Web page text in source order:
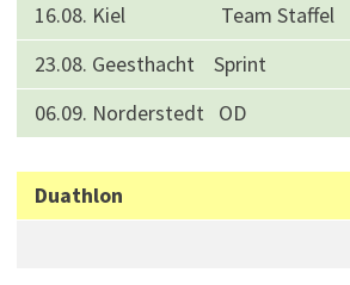
16.08. Kiel Team Staffel
23.08. Geesthacht Sprint
06.09. Norderstedt OD
Duathlon